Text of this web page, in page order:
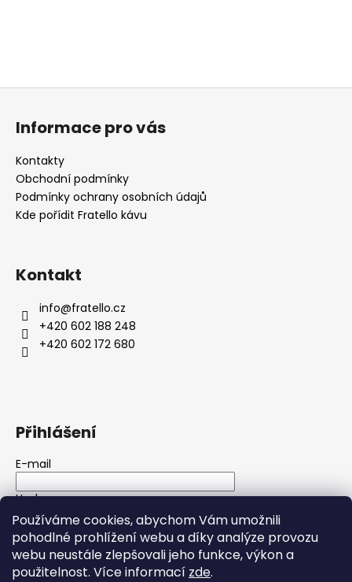
Používáme cookies, abychom Vám umožnili
pohodlné prohlížení webu a díky analýze provozu
webu neustále zlepšovali jeho funkce, výkon a
použitelnost. Více informací zde.
Z
Informace pro vás
Kontakty
Obchodní podmínky
Podmínky ochrany osobních údajů
Kde pořídit Fratello kávu
Kontakt
info@fratello.cz
+420 602 188 248
+420 602 172 680
Přihlášení
E-mail
Heslo
PŘIHLÁSIT SE
Nová registrace Zapomenuté heslo